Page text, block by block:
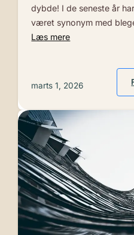
dybde! I de seneste år
været synonym med
Læs mere
marts 1, 2026